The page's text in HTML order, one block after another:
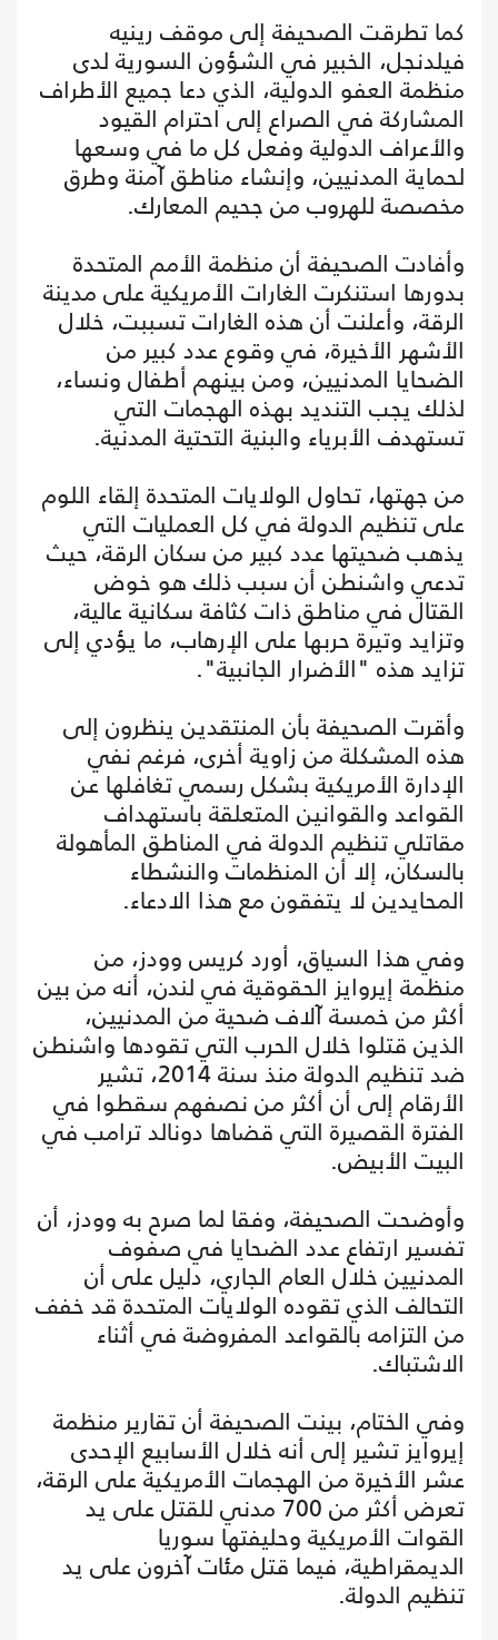
كما تطرقت الصحيفة إلى موقف رينيه
فيلدنجل، الخبير في الشؤون السورية لدى
منظمة العفو الدولية، الذي دعا جميع الأطراف
المشاركة في الصراع إلى احترام القيود
والأعراف الدولية وفعل كل ما في وسعها
لحماية المدنيين، وإنشاء مناطق آمنة وطرق
مخصصة للهروب من جحيم المعارك.
وأفادت الصحيفة أن منظمة الأمم المتحدة
بدورها استنكرت الغارات الأمريكية على مدينة
الرقة، وأعلنت أن هذه الغارات تسببت، خلال
الأشهر الأخيرة، في وقوع عدد كبير من
الضحايا المدنيين، ومن بينهم أطفال ونساء،
لذلك يجب التنديد بهذه الهجمات التي
تستهدف الأبرياء والبنية التحتية المدنية.
من جهتها، تحاول الولايات المتحدة إلقاء اللوم
على تنظيم الدولة في كل العمليات التي
يذهب ضحيتها عدد كبير من سكان الرقة، حيث
تدعي واشنطن أن سبب ذلك هو خوض
القتال في مناطق ذات كثافة سكانية عالية،
وتزايد وتيرة حربها على الإرهاب، ما يؤدي إلى
تزايد هذه "الأضرار الجانبية".
وأقرت الصحيفة بأن المنتقدين ينظرون إلى
هذه المشكلة من زاوية أخرى، فرغم نفي
الإدارة الأمريكية بشكل رسمي تغافلها عن
القواعد والقوانين المتعلقة باستهداف
مقاتلي تنظيم الدولة في المناطق المأهولة
بالسكان، إلا أن المنظمات والنشطاء
المحايدين لا يتفقون مع هذا الادعاء.
وفي هذا السياق، أورد كريس وودز، من
منظمة إيروايز الحقوقية في لندن، أنه من بين
أكثر من خمسة آلاف ضحية من المدنيين،
الذين قتلوا خلال الحرب التي تقودها واشنطن
ضد تنظيم الدولة منذ سنة 2014، تشير
الأرقام إلى أن أكثر من نصفهم سقطوا في
الفترة القصيرة التي قضاها دونالد ترامب في
البيت الأبيض.
وأوضحت الصحيفة، وفقا لما صرح به وودز، أن
تفسير ارتفاع عدد الضحايا في صفوف
المدنيين خلال العام الجاري، دليل على أن
التحالف الذي تقوده الولايات المتحدة قد خفف
من التزامه بالقواعد المفروضة في أثناء
الاشتباك.
وفي الختام، بينت الصحيفة أن تقارير منظمة
إيروايز تشير إلى أنه خلال الأسابيع الإحدى
عشر الأخيرة من الهجمات الأمريكية على الرقة،
تعرض أكثر من 700 مدني للقتل على يد
القوات الأمريكية وحليفتها سوريا
الديمقراطية، فيما قتل مئات آخرون على يد
تنظيم الدولة.